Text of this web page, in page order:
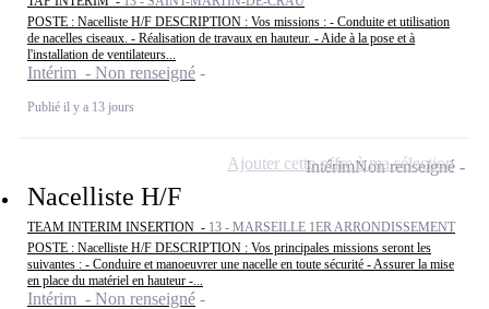
POSTE : Nacelliste H/F DESCRIPTION : Vos missions : - Conduite et utilisation
de nacelles ciseaux. - Réalisation de travaux en hauteur. - Aide à la pose et à
l'installation de ventilateurs...
Intérim - Non renseigné
Publié il y a 13 jours
Nacelliste H/F
TEAM INTERIM INSERTION - 13 - MARSEILLE 1ER ARRONDISSEMENT
POSTE : Nacelliste H/F DESCRIPTION : Vos principales missions seront les
suivantes : - Conduire et manoeuvrer une nacelle en toute sécurité - Assurer la mise
en place du matériel en hauteur -...
Intérim - Non renseigné
IntérimNon renseigné
Ajouter cette offre à ma sélection